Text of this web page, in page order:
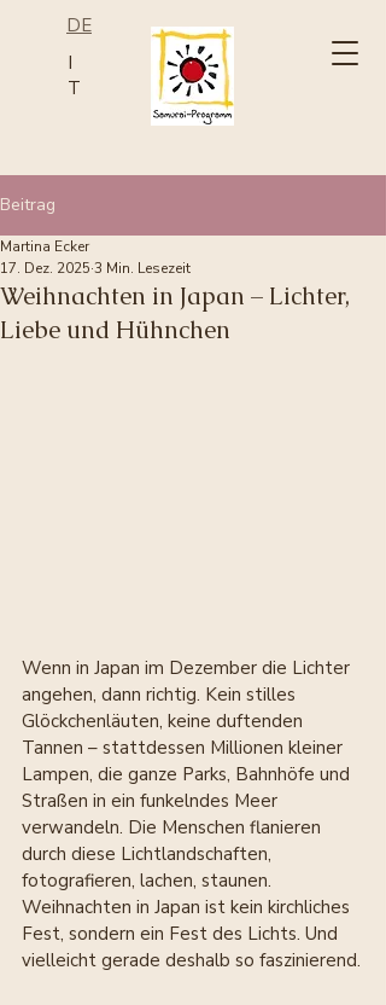
DE
I
T
Beitrag
Weihnachten in Japan – Lichter,
Liebe und Hühnchen
Martina Ecker
17. Dez. 2025 3 Min. Lesezeit
Wenn in Japan im Dezember die Lichter
angehen, dann richtig. Kein stilles
Glöckchenläuten, keine duftenden
Tannen – stattdessen Millionen kleiner
Lampen, die ganze Parks, Bahnhöfe und
Straßen in ein funkelndes Meer
verwandeln. Die Menschen flanieren
durch diese Lichtlandschaften,
fotografieren, lachen, staunen.
Weihnachten in Japan ist kein kirchliches
Fest, sondern ein Fest des Lichts. Und
vielleicht gerade deshalb so faszinierend.